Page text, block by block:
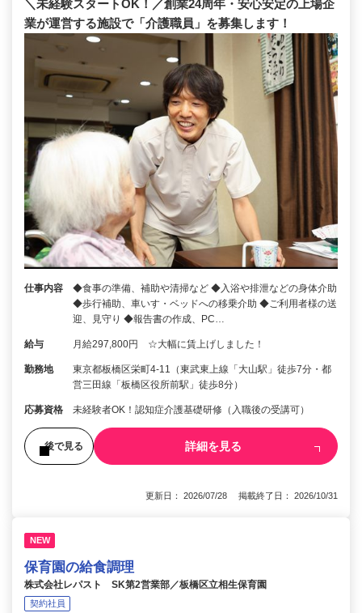
＼未経験スタートOK！／創業24周年・安心安定の上場企
業が運営する施設で「介護職員」を募集します！
仕事内容
◆食事の準備、補助や清掃など ◆入浴や排泄などの身体介助
◆歩行補助、車いす・ベッドへの移乗介助 ◆ご利用者様の送
迎、見守り ◆報告書の作成、PC…
給与 月給297,800円 ☆大幅に賃上げしました！
勤務地
東京都板橋区栄町4-11（東武東上線「大山駅」徒歩7分・都
営三田線「板橋区役所前駅」徒歩8分）
応募資格 未経験者OK！認知症介護基礎研修（入職後の受講可）
後で見る 詳細を見る
更新日： 2026/07/28 掲載終了日： 2026/10/31
NEW
保育園の給食調理
株式会社レパスト SK第2営業部／板橋区立相生保育園
契約社員